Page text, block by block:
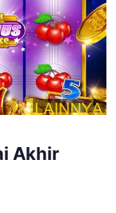
Akhir